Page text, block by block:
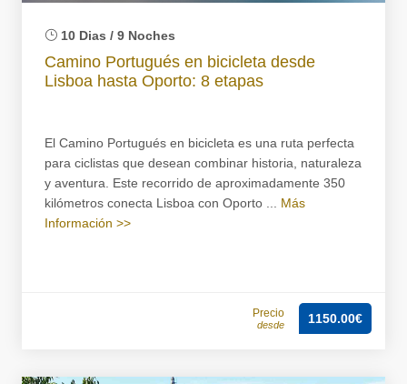
10 Dias / 9 Noches
Camino Portugués en bicicleta desde
Lisboa hasta Oporto: 8 etapas
El Camino Portugués en bicicleta es una ruta perfecta
para ciclistas que desean combinar historia, naturaleza
y aventura. Este recorrido de aproximadamente 350
kilómetros conecta Lisboa con Oporto ... Más
Información >>
Precio
desde 1150.00€